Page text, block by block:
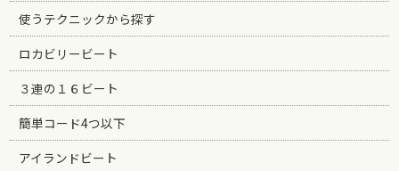
使うテクニックから探す
ロカビリービート
３連の１６ビート
簡単コード4つ以下
アイランドビート